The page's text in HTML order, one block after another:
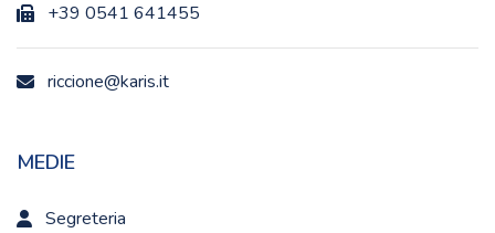
+39 0541 641455
riccione@karis.it
MEDIE
Segreteria